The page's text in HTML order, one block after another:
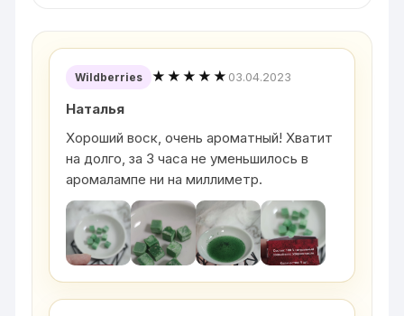
Wildberries ★★★★★ 03.04.2023
Наталья
Хороший воск, очень ароматный! Хватит
на долго, за 3 часа не уменьшилось в
аромалампе ни на миллиметр.